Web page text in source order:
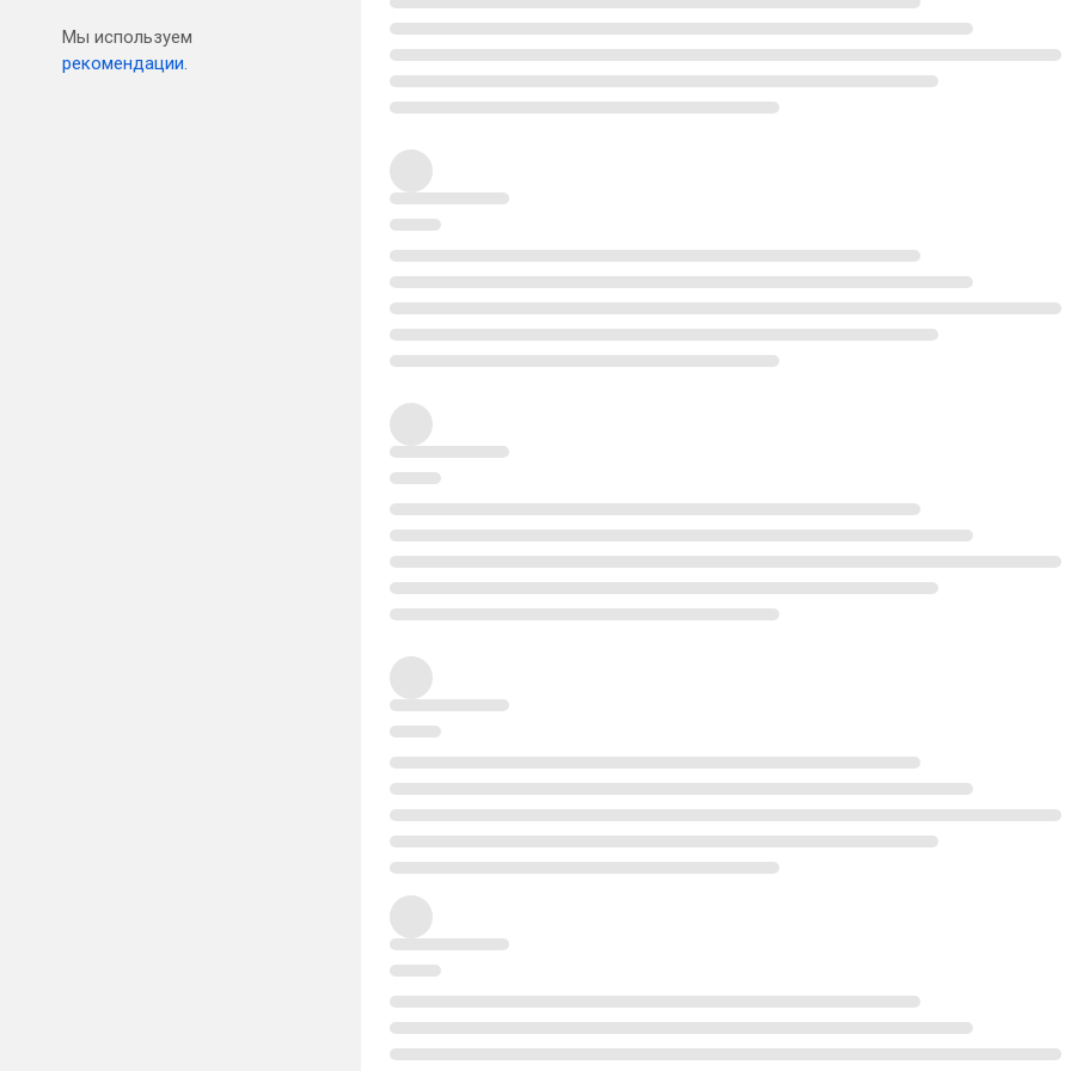
Мы используем
рекомендации.